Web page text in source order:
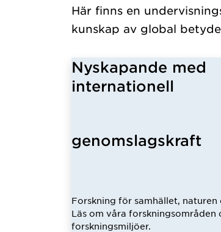
Här finns en
kunskap av global
Nyskapande med
internationell
genomslagskraft
Forskning för samhället, naturen
Läs om våra forskningsområden
forskningsmiljöer.